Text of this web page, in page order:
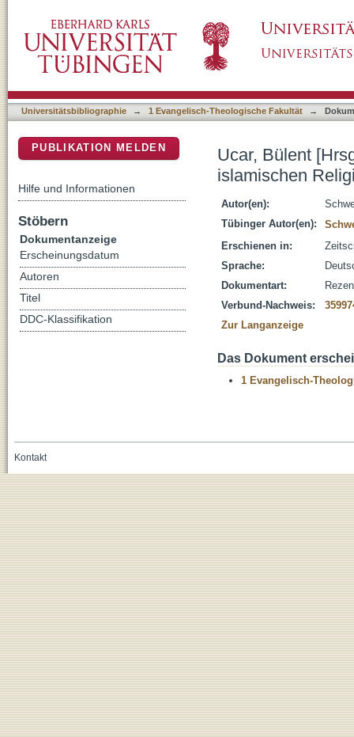
Religionsunterrichts : [Rezension]
Universitätsbibliographie → 1 Evangelisch-Theologische Fakultät →
Ucar, Bülent
islamischen
Autor(en):
Tübinger Autor(en):
Erschienen in:
Sprache:
Dokumentart:
Verbund-Nachweis:
Zur Langanzeige
Das Dokument
1 Evangelisch-
PUBLIKATION MELDEN
Hilfe und Informationen
Stöbern
Dokumentanzeige
Erscheinungsdatum
Autoren
Titel
DDC-Klassifikation
Kontakt